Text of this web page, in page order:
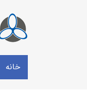
خانه